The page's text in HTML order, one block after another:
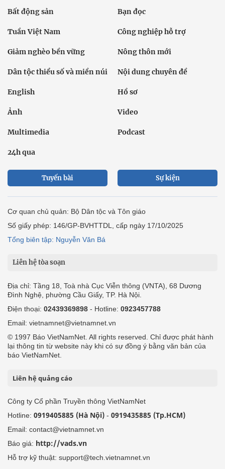
Bất động sản Bạn đọc
Tuần Việt Nam Công nghiệp hỗ trợ
Giảm nghèo bền vững Nông thôn mới
Dân tộc thiểu số và miền núi Nội dung chuyên đề
English Hồ sơ
Ảnh Video
Multimedia Podcast
24h qua
Tuyến bài Sự kiện
Cơ quan chủ quản: Bộ Dân tộc và Tôn giáo
Số giấy phép: 146/GP-BVHTTDL, cấp ngày 17/10/2025
Tổng biên tập: Nguyễn Văn Bá
Liên hệ tòa soạn
Địa chỉ: Tầng 18, Toà nhà Cục Viễn thông (VNTA), 68 Dương
Đình Nghệ, phường Cầu Giấy, TP. Hà Nội.
Điện thoại: 02439369898 - Hotline: 0923457788
Email: vietnamnet@vietnamnet.vn
© 1997 Báo VietNamNet. All rights reserved. Chỉ được phát hành
lại thông tin từ website này khi có sự đồng ý bằng văn bản của
báo VietNamNet.
Liên hệ quảng cáo
Công ty Cổ phần Truyền thông VietNamNet
Hotline: 0919405885 (Hà Nội) - 0919435885 (Tp.HCM)
Email: contact@vietnamnet.vn
Báo giá: http://vads.vn
Hỗ trợ kỹ thuật: support@tech.vietnamnet.vn